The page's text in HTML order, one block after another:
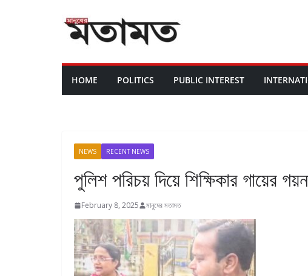
HOME POLITICS PUBLIC INTEREST
NEWS RECENT NEWS
পুলিশ পরিচয় দিয়ে শিক্ষিকার গায়ের
February 8, 2025 মানুষের মতামত